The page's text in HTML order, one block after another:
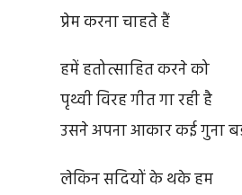
प्रेम करना चाहते हैं
हमें हतोत्साहित करने को
पृथ्वी विरह गीत गा रही है
उसने अपना आकार कई गुना
लेकिन सदियों के थके हम